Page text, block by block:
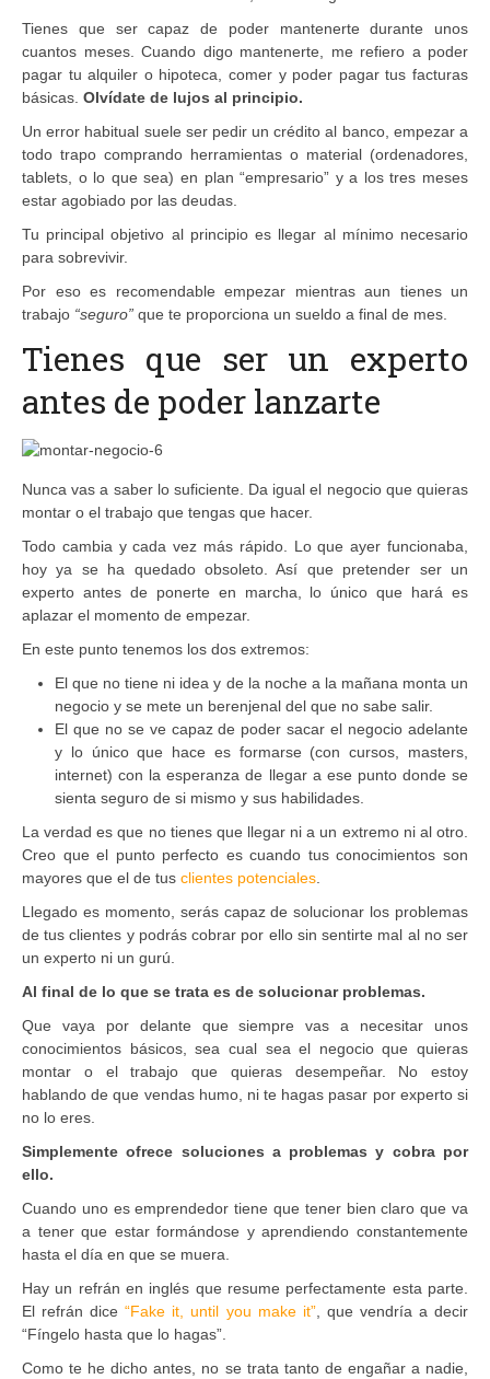
Tienes que ser capaz de poder mantenerte durante unos
cuantos meses. Cuando digo mantenerte, me refiero a poder
pagar tu alquiler o hipoteca, comer y poder pagar tus facturas
básicas. Olvídate de lujos al principio.
Un error habitual suele ser pedir un crédito al banco, empezar a
todo trapo comprando herramientas o material (ordenadores,
tablets, o lo que sea) en plan “empresario” y a los tres meses
estar agobiado por las deudas.
Tu principal objetivo al principio es llegar al mínimo necesario
para sobrevivir.
Por eso es recomendable empezar mientras aun tienes un
trabajo “seguro” que te proporciona un sueldo a final de mes.
Tienes que ser un experto
antes de poder lanzarte
Nunca vas a saber lo suficiente. Da igual el negocio que quieras
montar o el trabajo que tengas que hacer.
Todo cambia y cada vez más rápido. Lo que ayer funcionaba,
hoy ya se ha quedado obsoleto. Así que pretender ser un
experto antes de ponerte en marcha, lo único que hará es
aplazar el momento de empezar.
En este punto tenemos los dos extremos:
El que no tiene ni idea y de la noche a la mañana monta un
negocio y se mete un berenjenal del que no sabe salir.
El que no se ve capaz de poder sacar el negocio adelante
y lo único que hace es formarse (con cursos, masters,
internet) con la esperanza de llegar a ese punto donde se
sienta seguro de si mismo y sus habilidades.
La verdad es que no tienes que llegar ni a un extremo ni al otro.
Creo que el punto perfecto es cuando tus conocimientos son
mayores que el de tus clientes potenciales
Llegado es momento, serás capaz de solucionar los problemas
de tus clientes y podrás cobrar por ello sin sentirte mal al no ser
un experto ni un gurú.
Al final de lo que se trata es de solucionar problemas.
Que vaya por delante que siempre vas a necesitar unos
conocimientos básicos, sea cual sea el negocio que quieras
montar o el trabajo que quieras desempeñar. No estoy
hablando de que vendas humo, ni te hagas pasar por experto si
no lo eres.
Simplemente ofrece soluciones a problemas y cobra por
ello.
Cuando uno es emprendedor tiene que tener bien claro que va
a tener que estar formándose y aprendiendo constantemente
hasta el día en que se muera.
Hay un refrán en inglés que resume perfectamente esta parte.
El refrán dice“Fake it, until you make it”, que vendría a decir
“Fíngelo hasta que lo hagas”.
Como te he dicho antes, no se trata tanto de engañar a nadie,